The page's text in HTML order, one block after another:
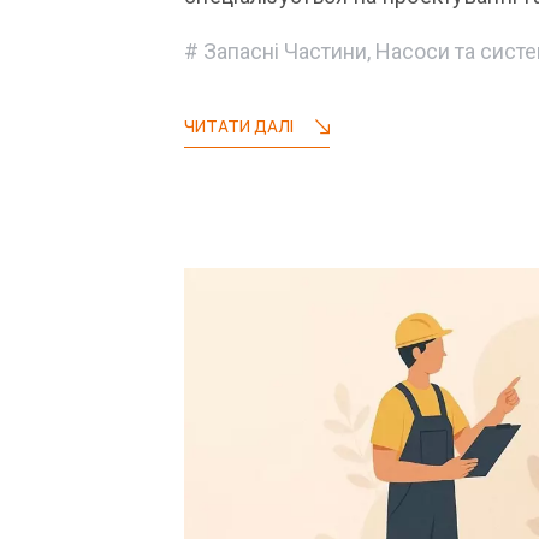
Запасні Частини, Насоси та
ЧИТАТИ ДАЛІ